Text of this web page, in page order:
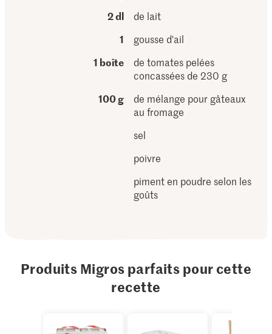
2 dl
de lait
1
gousse d'ail
1 boîte
de tomates pelées
concassées de 230 g
100 g
de mélange pour gâteaux
au fromage
sel
poivre
piment en poudre selon les
goûts
Produits Migros parfaits pour cette
recette